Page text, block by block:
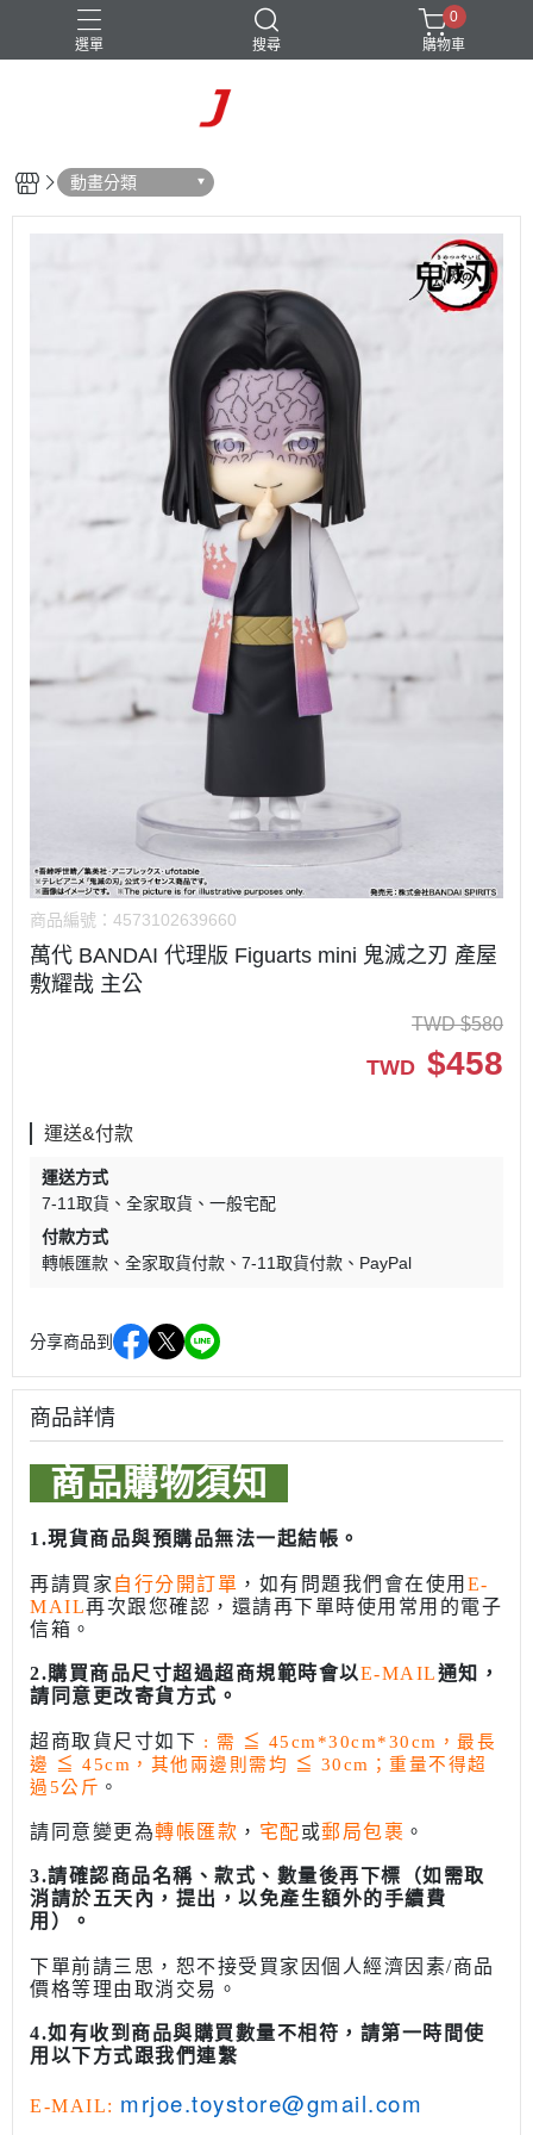
選單 搜尋
0
購物車
動畫分類
商品編號： 4573102639660
萬代 BANDAI 代理版 Figuarts mini 鬼滅之刃 產屋
敷耀哉 主公
TWD $580
TWD $458
運送&付款
運送方式
7-11取貨
全家取貨
一般宅配
付款方式
轉帳匯款
全家取貨付款 7-11取貨付款 PayPal
分享商品到
商品詳情
商品購物須知
1.現貨商品與預購品無法一起結帳。
再請買家 自行分開訂單 ，如有問題我們會在使用 E-
MAIL再次跟您確認，還請再下單時使用常用的電子
信箱。
2.購買商品尺寸超過超商規範時會以E-MAIL通知，
請同意更改寄貨方式。
超商取貨尺寸如下 : 需 ≦ 45cm*30cm*30cm，最長
邊 ≦ 45cm，其他兩邊則需均 ≦ 30cm；重量不得超
過5公斤 。
請同意變更為轉帳匯款 ， 宅配或郵局包裹 。
3.請確認商品名稱、款式、數量後再下標（如需取
消請於五天內，提出，以免產生額外的手續費
用）。
下單前請三思，恕不接受買家因個人經濟因素/商品
價格等理由取消交易。
4.如有收到商品與購買數量不相符，請第一時間使
用以下方式跟我們連繫
E-MAIL: mrjoe.toystore@gmail.com